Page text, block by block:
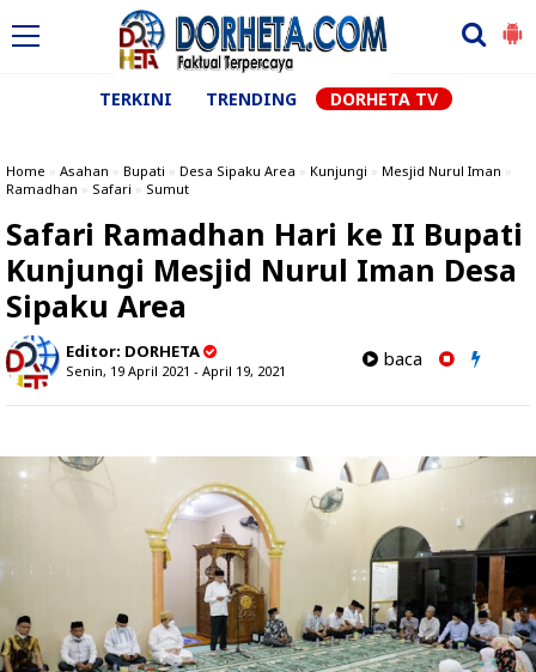
TERKINI TRENDING DORHETA TV
Home » Asahan » Bupati » Desa Sipaku Area » Kunjungi » Mesjid Nurul Iman »
Ramadhan » Safari » Sumut
Safari Ramadhan Hari ke II Bupati
Kunjungi Mesjid Nurul Iman Desa
Sipaku Area
Editor: DORHETA
Senin, 19 April 2021 - April 19, 2021
baca